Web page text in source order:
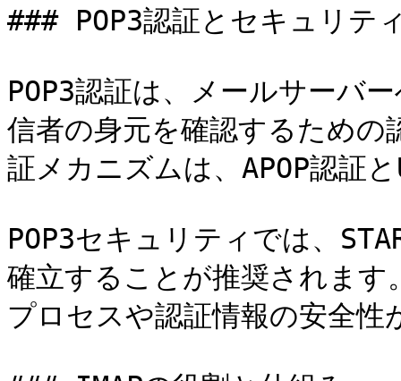
### POP3認証とセキュリテ
POP3認証は、メールサーバ
信者の身元を確認するための
証メカニズムは、APOP認証
POP3セキュリティでは、
確立することが推奨されます
プロセスや認証情報の安全性